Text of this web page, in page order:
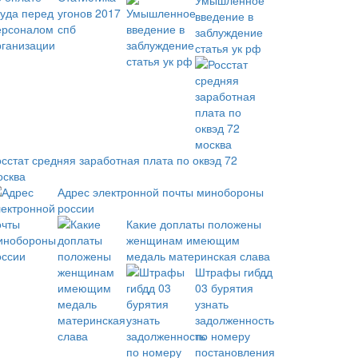
введение в
заблуждение
статья ук рф
средняя заработная плата по оквэд 72
Адрес электронной почты минобороны
россии
Какие доплаты положены
женщинам имеющим
медаль материнская слава
Штрафы гибдд
03 бурятия
узнать
задолженность
по номеру
постановления